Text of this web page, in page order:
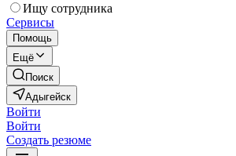
Ищу сотрудника
Сервисы
Помощь
Ещё
Поиск
Адыгейск
Войти
Войти
Создать резюме